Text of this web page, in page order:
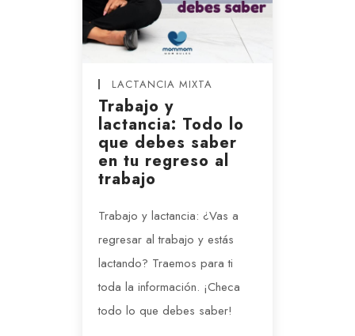
LACTANCIA MIXTA
Trabajo y
lactancia: Todo lo
que debes saber
en tu regreso al
trabajo
Trabajo y lactancia: ¿Vas a
regresar al trabajo y estás
lactando? Traemos para ti
toda la información. ¡Checa
todo lo que debes saber!